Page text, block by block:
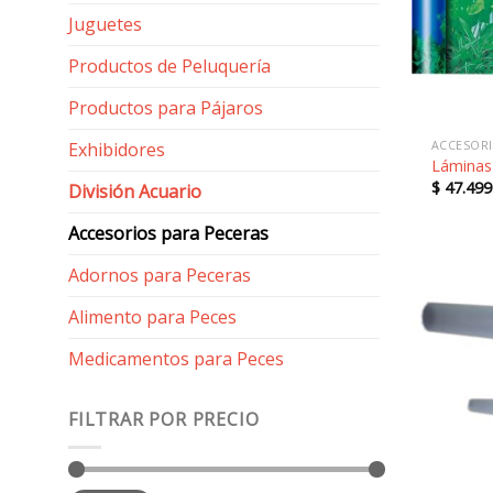
Juguetes
Productos de Peluquería
Productos para Pájaros
Exhibidores
División Acuario
Accesorios para Peceras
Adornos para Peceras
Alimento para Peces
Medicamentos para Peces
FILTRAR POR PRECIO
$47.499